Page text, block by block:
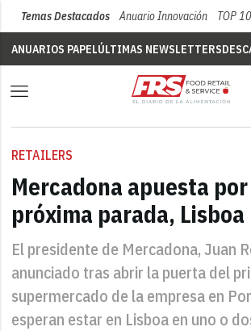
Temas Destacados Anuario Innovación TOP
ANUARIOS PAPELÚLTIMAS NEWSLETTERS
RETAILERS
Mercadona apuesta
próxima parada, Lisboa
El presidente de Mercadona, Juan
anunciado tras abrir la puerta del
supermercado de la empresa en
esperan estar en Lisboa en uno o